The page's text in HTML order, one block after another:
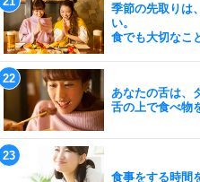
季節の先取りは
い。
食でも大切なこ
あなたの舌は、
舌の上で食べ物
食事をする時間